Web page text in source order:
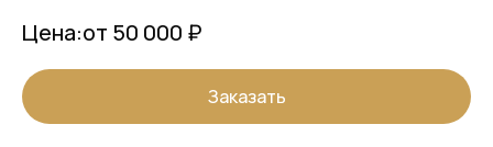
Цена:от 50 000 ₽
Заказать